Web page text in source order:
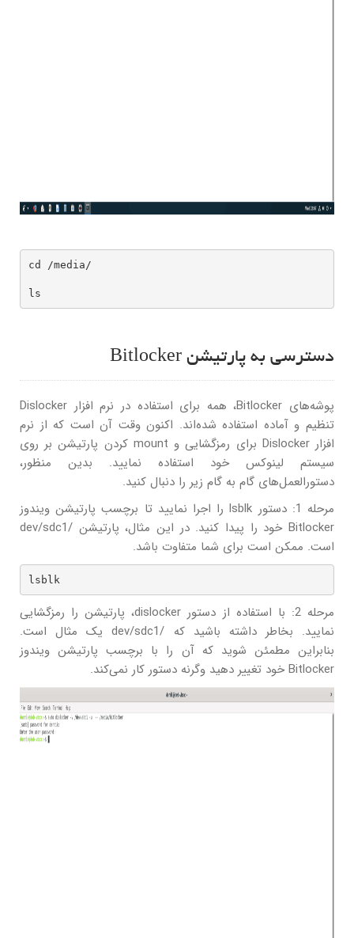
cd /media/
ls
دسترسی به پارتیشن Bitlocker
پوشه‌های Bitlocker، همه برای استفاده در نرم افزار Dislocker
تنظیم و آماده استفاده شده‌اند. اکنون وقت آن است که از نرم
افزار Dislocker برای رمزگشایی و mount کردن پارتیشن بر روی
سیستم لینوکس خود استفاده نمایید. بدین منظور،
دستورالعمل‌های گام به گام زیر را دنبال کنید.
مرحله 1: دستور lsblk را اجرا نمایید تا برچسب پارتیشن ویندوز
Bitlocker خود را پیدا کنید. در این مثال، پارتیشن /dev/sdc1
است. ممکن است برای شما متفاوت باشد.
lsblk
مرحله 2: با استفاده از دستور dislocker، پارتیشن را رمزگشایی
نمایید. بخاطر داشته باشید که /dev/sdc1 یک مثال است.
بنابراین مطمئن شوید که آن را با برچسب پارتیشن ویندوز
Bitlocker خود تغییر دهید وگرنه دستور کار نمی‌کند.